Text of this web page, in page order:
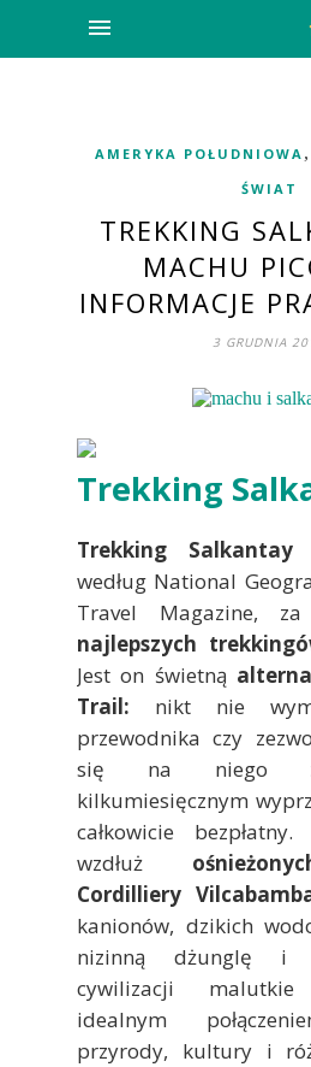
AMERYKA POŁUDNIOWA ,
ŚWIAT
TREKKING
MACHU
INFORMACJE
3 GRUDNIA
Trekking
Trekking Salkantay
według National
Travel Magazine, za
najlepszych
Jest on świetną
Trail: nikt nie
przewodnika czy
się na niego
kilkumiesięcznym
całkowicie
wzdłuż
Cordilliery
kanionów, dzikich
nizinną dżunglę i
cywilizacji
idealnym
przyrody, kultury i